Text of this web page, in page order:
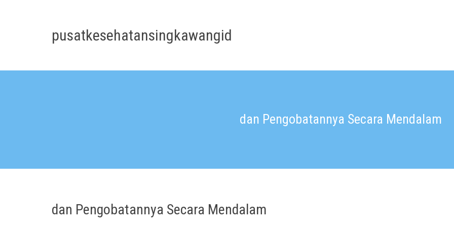
pusatkesehatansingkawangid
dan Pengobatannya Secara Mendalam
dan Pengobatannya Secara Mendalam